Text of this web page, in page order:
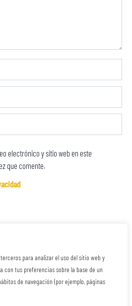
para analizar el uso del sitio web y
con tus preferencias sobre la base de un
de navegación (por ejemplo, páginas
electrónico y sitio web en este
que comente.
el spam.